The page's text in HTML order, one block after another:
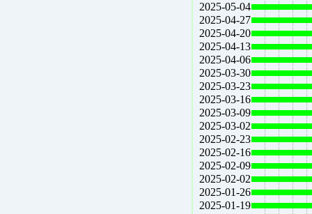
2025-05-04
2025-04-27
2025-04-20
2025-04-13
2025-04-06
2025-03-30
2025-03-23
2025-03-16
2025-03-09
2025-03-02
2025-02-23
2025-02-16
2025-02-09
2025-02-02
2025-01-26
2025-01-19